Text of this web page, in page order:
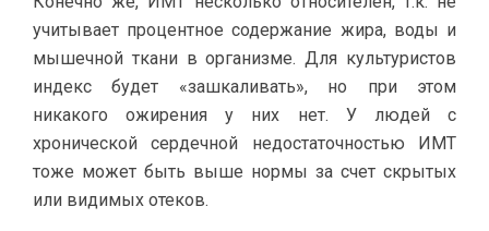
учитывает процентное содержание жира, воды и
мышечной ткани в организме. Для культуристов
индекс будет «зашкаливать», но при этом
никакого ожирения у них нет. У людей с
хронической сердечной недостаточностью ИМТ
тоже может быть выше нормы за счет скрытых
или видимых отеков.